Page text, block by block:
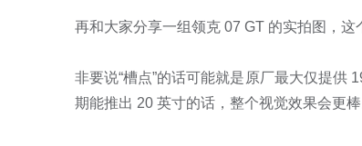
再和大家分享一组领克 07 GT 的实拍图，这
非要说“槽点”的话可能就是原厂最大仅提供
期能推出 20 英寸的话，整个视觉效果会更棒